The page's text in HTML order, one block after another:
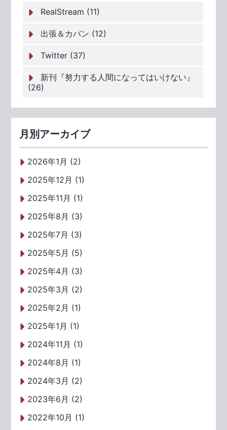
RealStream (11)
出張＆カバン (12)
Twitter (37)
新刊『努力する人間になってはいけない』
(26)
月別アーカイブ
2026年1月 (2)
2025年12月 (1)
2025年11月 (1)
2025年8月 (3)
2025年7月 (3)
2025年5月 (5)
2025年4月 (3)
2025年3月 (2)
2025年2月 (1)
2025年1月 (1)
2024年11月 (1)
2024年8月 (1)
2024年3月 (2)
2023年6月 (2)
2022年10月 (1)